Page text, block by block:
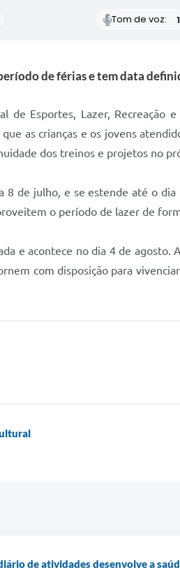
Tom de voz:
de férias e tem data
de Esportes, Lazer, Recreação
as crianças e os jovens
dos treinos e projetos no
de julho, e se estende até o
o período de lazer de
e acontece no dia 4 de
com disposição para
de atividades desenvolve a